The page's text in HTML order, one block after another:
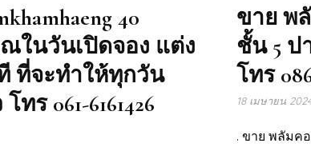
40
ในวันเปิดจอง แต่ง
ที่จะทำให้ทุกวัน
ร 061-6161426
ขาย พ
ชั้น 5 ป
โทร
18 เมษายน
. ขาย พลัมค